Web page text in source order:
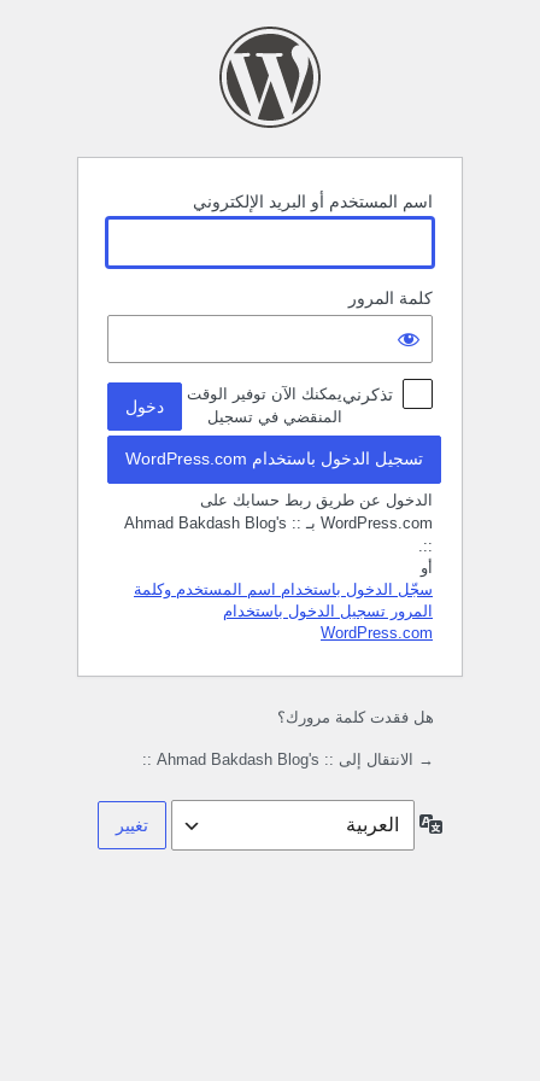
اسم المستخدم أو البريد الإلكتروني
كلمة المرور
تذكرني
تسجيل الدخول باستخدام WordPress.com
يمكنك الآن توفير الوقت
المنقضي في تسجيل
الدخول عن طريق ربط حسابك على
WordPress.com بـ :: Ahmad Bakdash Blog's
::.
أو
سجّل الدخول باستخدام اسم المستخدم وكلمة
المرور تسجيل الدخول باستخدام
WordPress.com
هل فقدت كلمة مرورك؟
→ الانتقال إلى :: Ahmad Bakdash Blog's ::
اللغة